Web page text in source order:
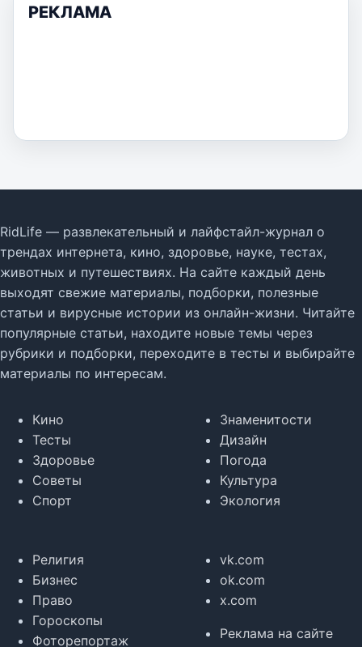
РЕКЛАМА
RidLife — развлекательный и лайфстайл-журнал о
трендах интернета, кино, здоровье, науке, тестах,
животных и путешествиях. На сайте каждый день
выходят свежие материалы, подборки, полезные
статьи и вирусные истории из онлайн-жизни. Читайте
популярные статьи, находите новые темы через
рубрики и подборки, переходите в тесты и выбирайте
материалы по интересам.
Кино
Тесты
Здоровье
Советы
Спорт
Знаменитости
Дизайн
Погода
Культура
Экология
Религия
Бизнес
Право
Гороскопы
Фоторепортаж
vk.com
ok.com
x.com
Реклама на сайте